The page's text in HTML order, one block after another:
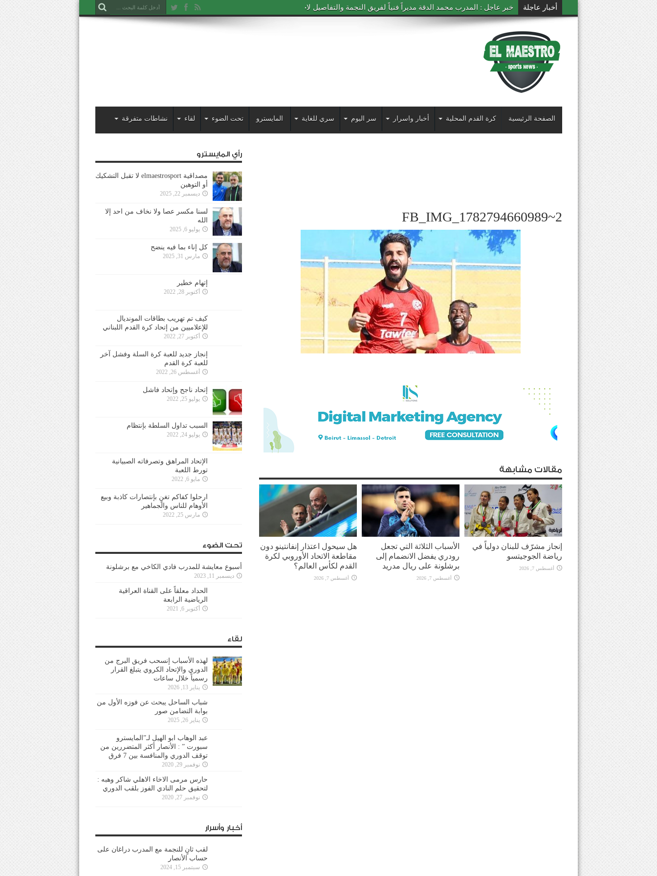
أخبار عاجلة خبر عاجل : المدرب محمد الدقة مديراً فنياً لفريق النجمة والتفاصيل لاحقاً
الصفحة الرئيسية كرة القدم المحلية أخبار واسرار سر اليوم سري للغاية المايسترو تحت الضوء لقاء نشاطات متفرقة
FB_IMG_1782794660989~2
مقالات مشابهة
إنجاز مشرّف للبنان دولياً في
رياضة الجوجيتسو
أغسطس 7, 2026
الأسباب الثلاثة التي تجعل
رودري يفضل الانضمام إلى
برشلونة على ريال مدريد
أغسطس 7, 2026
هل سيحول اعتذار إنفانتينو دون
مقاطعة الاتحاد الأوروبي لكرة
القدم لكأس العالم؟
أغسطس 7, 2026
رأي المايسترو
مصداقية elmaestrosport لا تقبل التشكيك
أو التوهين
ديسمبر 22, 2025
لسنا مكسر عصا ولا نخاف من احد إلا
الله
يوليو 6, 2025
كل إناء بما فيه ينضح
مارس 31, 2025
إتهام خطير
أكتوبر 28, 2022
كيف تم تهريب بطاقات المونديال
للإعلاميين من إتحاد كرة القدم اللبناني
أكتوبر 27, 2022
إنجاز جديد للعبة كرة السلة وفشل آخر
للعبة كرة القدم
أغسطس 26, 2022
إتحاد ناجح وإتحاد فاشل
يوليو 25, 2022
السبب تداول السلطة بإنتظام
يوليو 24, 2022
الإتحاد المراهق وتصرفاته الصبيانية
تورط اللعبة
مايو 6, 2022
ارحلوا كفاكم تغنٍ بإنتصارات كاذبة وبيع
الأوهام للناس والجماهير
مارس 25, 2022
تحت الضوء
أسبوع معايشة للمدرب فادي الكاخي مع برشلونة
ديسمبر 11, 2023
الحداد معلقاً على القناة العراقية
الرياضية الرابعة
أكتوبر 6, 2021
لقاء
لهذه الأسباب إنسحب فريق البرج من
الدوري والإتحاد الكروي يتبلغ القرار
رسمياً خلال ساعات
يناير 13, 2026
شباب الساحل يبحث عن فوزه الأول من
بوابة التضامن صور
يناير 26, 2025
عبد الوهاب ابو الهيل لـ”المايسترو
سبورت ” : الأنصار أكثر المتضررين من
توقف الدوري والمنافسة بين 7 فرق
نوفمبر 29, 2020
حارس مرمى الاخاء الاهلي شاكر وهبه :
لتحقيق حلم النادي الفوز بلقب الدوري
نوفمبر 27, 2020
أخبار وأسرار
لقب ثانٍ للنجمة مع المدرب دراغان على
حساب الأنصار
سبتمبر 15, 2024